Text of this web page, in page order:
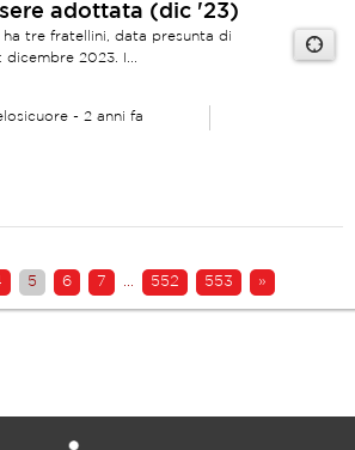
adottata (dic '23)
ha tre fratellini, data presunta di
dicembre 2023. I...
- 2 anni fa
5 6 7 552 553 »